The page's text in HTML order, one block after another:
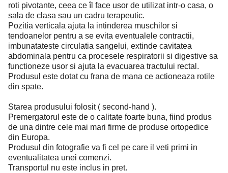
roti pivotante, ceea ce îl face usor de utilizat intr-o casa, o
sala de clasa sau un cadru terapeutic.
Pozitia verticala ajuta la intinderea muschilor si
tendoanelor pentru a se evita eventualele contractii,
imbunatateste circulatia sangelui, extinde cavitatea
abdominala pentru ca procesele respiratorii si digestive sa
functioneze usor si ajuta la evacuarea tractului rectal.
Produsul este dotat cu frana de mana ce actioneaza rotile
din spate.
Starea produsului folosit ( second-hand ).
Premergatorul este de o calitate foarte buna, fiind produs
de una dintre cele mai mari firme de produse ortopedice
din Europa.
Produsul din fotografie va fi cel pe care il veti primi in
eventualitatea unei comenzi.
Transportul nu este inclus in pret.